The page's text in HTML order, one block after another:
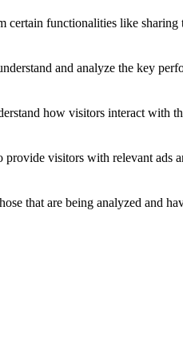
certain functionalities like
and analyze the key
how visitors interact with
provide visitors with relevant ads
that are being analyzed and